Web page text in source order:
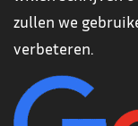
zullen we
verbeteren.